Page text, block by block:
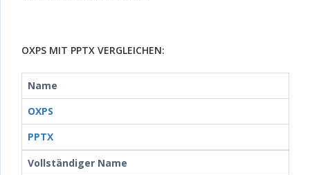
OXPS MIT PPTX VERGLEICHEN:
Name
OXPS
PPTX
Vollständiger Name